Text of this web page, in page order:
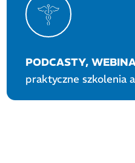
PODCASTY,
praktyczne szkolenia